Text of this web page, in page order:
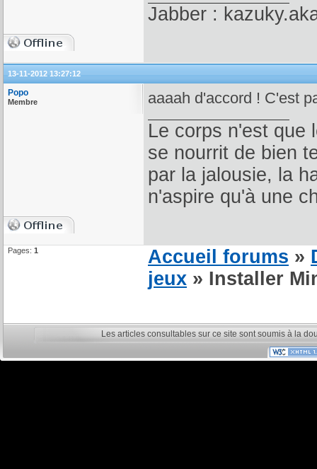
Jabber :
13-11-2012 13:27:12
Popo
Membre aaaah d'accord ! C'est
Le corps n'est que
se nourrit de bien
par la jalousie, la
n'aspire qu'à une
Pages: 1 Accueil forums »
jeux » Installer
Les articles consultables sur ce site sont soumis à la